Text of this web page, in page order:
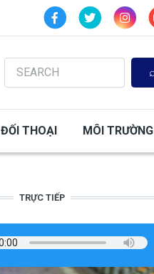
Search
ĐỐI THOẠI MÔI TRƯỜNG
TRỰC TIẾP